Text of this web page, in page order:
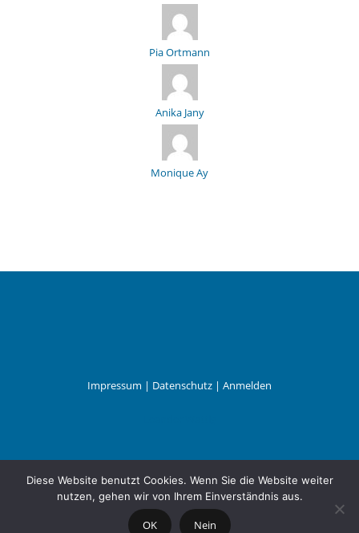
Pia Ortmann
Anika Jany
Monique Ay
Impressum | Datenschutz | Anmelden
Diese Website benutzt Cookies. Wenn Sie die Website weiter
nutzen, gehen wir von Ihrem Einverständnis aus.
OK Nein